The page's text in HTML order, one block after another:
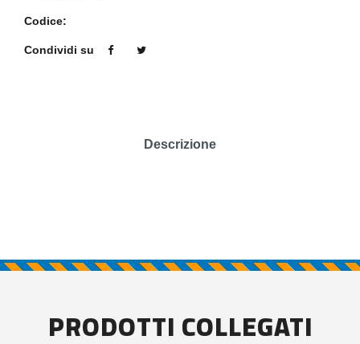
Codice:
Condividi su
Descrizione
PRODOTTI COLLEGATI